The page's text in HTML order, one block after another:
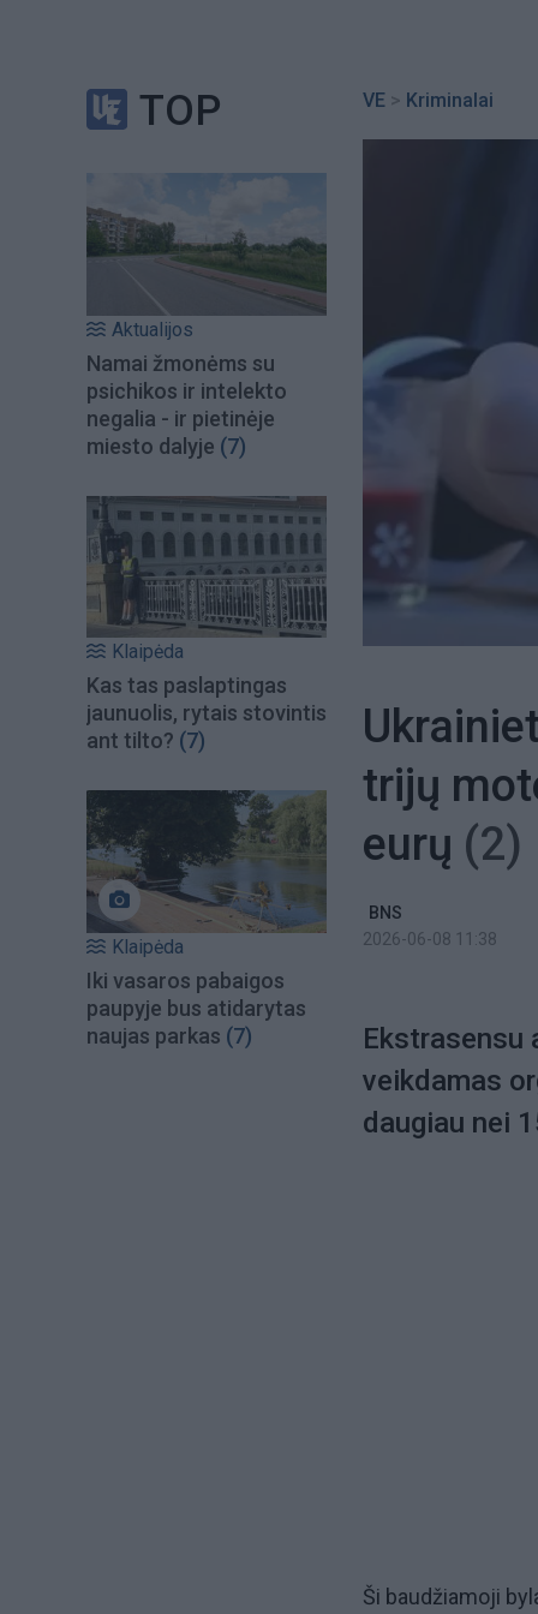
TOP
Aktualijos
Namai žmonėms su
psichikos ir intelekto
negalia - ir pietinėje
miesto dalyje (7)
Klaipėda
Kas tas paslaptingas
jaunuolis, rytais stovintis
ant tilto? (7)
Klaipėda
Iki vasaros pabaigos
paupyje bus atidarytas
naujas parkas (7)
VE > Kriminalai
trijų
eurų (2)
BNS
2026-06-08 11:38
Ekstrasensu
veikdamas
daugiau nei
Ši baudžiamoji